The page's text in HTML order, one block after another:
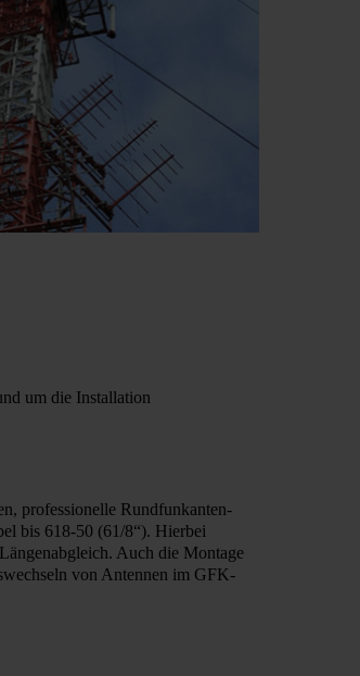
um die Installation
professionelle Rund­funk­an­ten­
bis 618-50 (61/8“). Hierbei
Auch die Montage
von Antennen im GFK-